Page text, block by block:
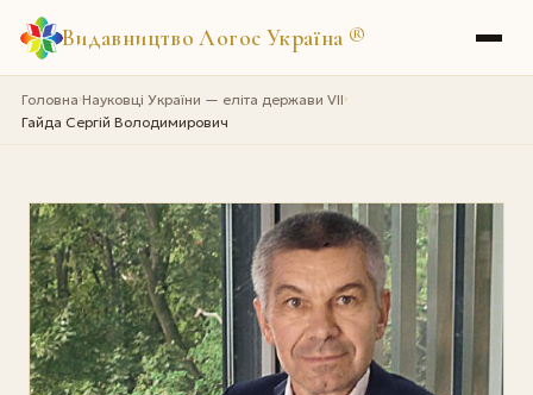
Видавництво Логос Україна ®
Головна›Науковці України — еліта держави VII›
Гайда Сергій Володимирович